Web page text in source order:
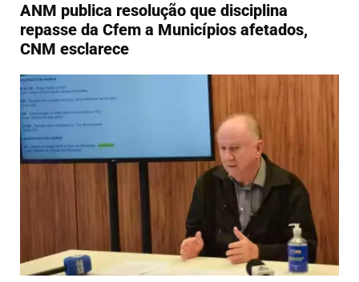
ANM publica resolução que disciplina
repasse da Cfem a Municípios afetados,
CNM esclarece